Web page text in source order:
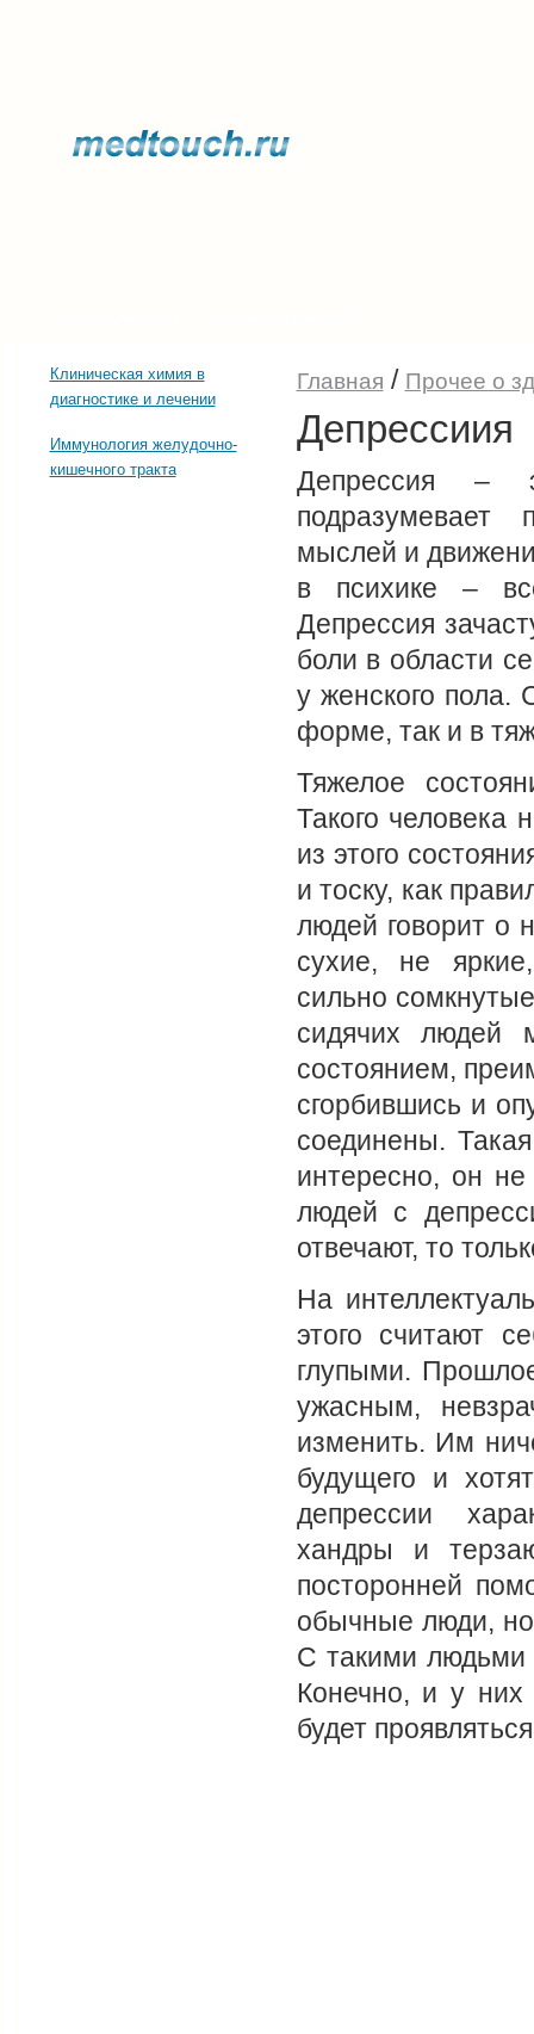
Клиническая химия в
диагностике и лечении
Иммунология желудочно-
кишечного тракта
Главная / Прочее о
Депрессиия
Депрессия –
подразумевает
мыслей и
в психике –
Депрессия
боли в области
у женского пола.
форме, так и в
Тяжелое
Такого человека
из этого
и тоску, как
людей говорит о
сухие, не
сильно
сидячих людей
состоянием,
сгорбившись и
соединены.
интересно, он
людей с
отвечают, то
На
этого считают
глупыми.
ужасным,
изменить. Им
будущего и
депрессии
хандры и
посторонней
обычные люди, но
С такими людьми
Конечно, и у них
будет